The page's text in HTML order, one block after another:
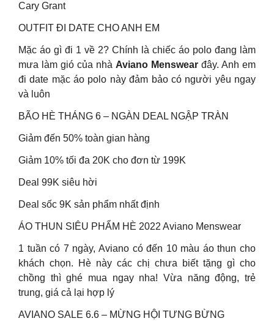
Cary Grant
OUTFIT ĐI DATE CHO ANH EM
Mặc áo gì đi 1 về 2? Chính là chiếc áo polo đang làm
mưa làm gió của nhà Aviano Menswear đây. Anh em
đi date mặc áo polo này đảm bảo có người yêu ngay
và luôn
BÃO HÈ THÁNG 6 – NGÀN DEAL NGẬP TRÀN
Giảm đến 50% toàn gian hàng
Giảm 10% tối đa 20K cho đơn từ 199K
Deal 99K siêu hời
Deal sốc 9K sản phẩm nhất định
ÁO THUN SIÊU PHẨM HÈ 2022 Aviano Menswear
1 tuần có 7 ngày, Aviano có đến 10 màu áo thun cho
khách chọn. Hè này các chị chưa biết tặng gì cho
chồng thì ghé mua ngay nha! Vừa năng động, trẻ
trung, giá cả lại hợp lý
AVIANO SALE 6.6 – MỪNG HỘI TƯNG BỪNG